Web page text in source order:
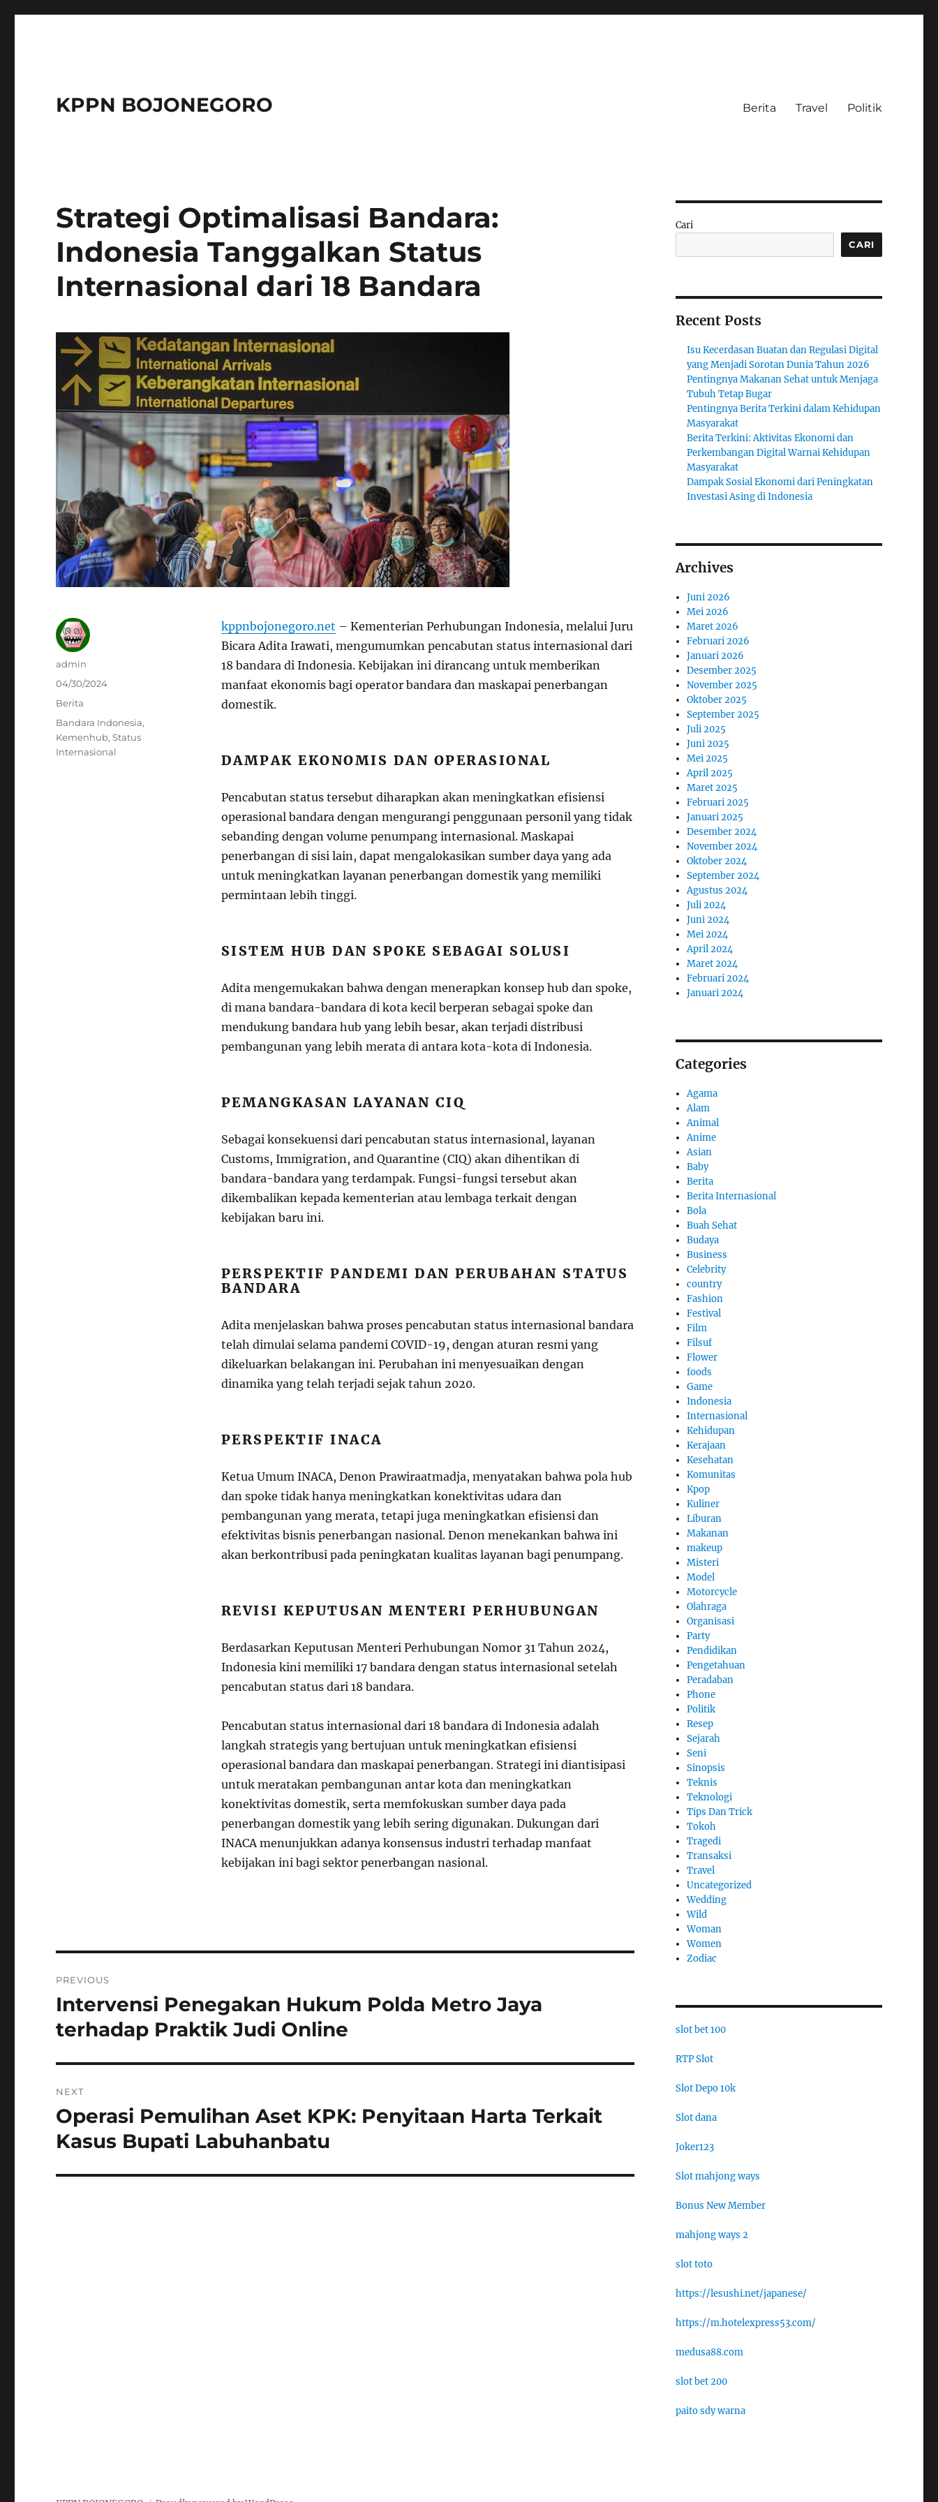
KPPN BOJONEGORO Berita Travel Politik
Strategi Optimalisasi Bandara:
Indonesia Tanggalkan Status
Internasional dari 18 Bandara
kppnbojonegoro.net – Kementerian Perhubungan Indonesia, melalui Juru
Bicara Adita Irawati, mengumumkan pencabutan status internasional dari
18 bandara di Indonesia. Kebijakan ini dirancang untuk memberikan
manfaat ekonomis bagi operator bandara dan maskapai penerbangan
domestik.
DAMPAK EKONOMIS DAN OPERASIONAL
Pencabutan status tersebut diharapkan akan meningkatkan efisiensi
operasional bandara dengan mengurangi penggunaan personil yang tidak
sebanding dengan volume penumpang internasional. Maskapai
penerbangan di sisi lain, dapat mengalokasikan sumber daya yang ada
untuk meningkatkan layanan penerbangan domestik yang memiliki
permintaan lebih tinggi.
SISTEM HUB DAN SPOKE SEBAGAI SOLUSI
Adita mengemukakan bahwa dengan menerapkan konsep hub dan spoke,
di mana bandara-bandara di kota kecil berperan sebagai spoke dan
mendukung bandara hub yang lebih besar, akan terjadi distribusi
pembangunan yang lebih merata di antara kota-kota di Indonesia.
PEMANGKASAN LAYANAN CIQ
Sebagai konsekuensi dari pencabutan status internasional, layanan
Customs, Immigration, and Quarantine (CIQ) akan dihentikan di
bandara-bandara yang terdampak. Fungsi-fungsi tersebut akan
dikembalikan kepada kementerian atau lembaga terkait dengan
kebijakan baru ini.
PERSPEKTIF PANDEMI DAN PERUBAHAN STATUS
BANDARA
Adita menjelaskan bahwa proses pencabutan status internasional bandara
telah dimulai selama pandemi COVID-19, dengan aturan resmi yang
dikeluarkan belakangan ini. Perubahan ini menyesuaikan dengan
dinamika yang telah terjadi sejak tahun 2020.
PERSPEKTIF INACA
Ketua Umum INACA, Denon Prawiraatmadja, menyatakan bahwa pola hub
dan spoke tidak hanya meningkatkan konektivitas udara dan
pembangunan yang merata, tetapi juga meningkatkan efisiensi dan
efektivitas bisnis penerbangan nasional. Denon menekankan bahwa ini
akan berkontribusi pada peningkatan kualitas layanan bagi penumpang.
REVISI KEPUTUSAN MENTERI PERHUBUNGAN
Berdasarkan Keputusan Menteri Perhubungan Nomor 31 Tahun 2024,
Indonesia kini memiliki 17 bandara dengan status internasional setelah
pencabutan status dari 18 bandara.
Pencabutan status internasional dari 18 bandara di Indonesia adalah
langkah strategis yang bertujuan untuk meningkatkan efisiensi
operasional bandara dan maskapai penerbangan. Strategi ini diantisipasi
untuk meratakan pembangunan antar kota dan meningkatkan
konektivitas domestik, serta memfokuskan sumber daya pada
penerbangan domestik yang lebih sering digunakan. Dukungan dari
INACA menunjukkan adanya konsensus industri terhadap manfaat
kebijakan ini bagi sektor penerbangan nasional.
Author
admin
Posted
04/30/2024
Categories
Berita
Tags
Bandara Indonesia,
Kemenhub,Status
Internasional
pos
PREVIOUS
Previous
post:
Intervensi Penegakan Hukum Polda Metro Jaya
terhadap Praktik Judi Online
NEXT
Next
post:
Operasi Pemulihan Aset KPK: Penyitaan Harta Terkait
Kasus Bupati Labuhanbatu
Cari
CARI
Recent Posts
Isu Kecerdasan Buatan dan Regulasi Digital
yang Menjadi Sorotan Dunia Tahun 2026
Pentingnya Makanan Sehat untuk Menjaga
Tubuh Tetap Bugar
Pentingnya Berita Terkini dalam Kehidupan
Masyarakat
Berita Terkini: Aktivitas Ekonomi dan
Perkembangan Digital Warnai Kehidupan
Masyarakat
Dampak Sosial Ekonomi dari Peningkatan
Investasi Asing di Indonesia
Archives
Juni 2026
Mei 2026
Maret 2026
Februari 2026
Januari 2026
Desember 2025
November 2025
Oktober 2025
September 2025
Juli 2025
Juni 2025
Mei 2025
April 2025
Maret 2025
Februari 2025
Januari 2025
Desember 2024
November 2024
Oktober 2024
September 2024
Agustus 2024
Juli 2024
Juni 2024
Mei 2024
April 2024
Maret 2024
Februari 2024
Januari 2024
Categories
Agama
Alam
Animal
Anime
Asian
Baby
Berita
Berita Internasional
Bola
Buah Sehat
Budaya
Business
Celebrity
country
Fashion
Festival
Film
Filsuf
Flower
foods
Game
Indonesia
Internasional
Kehidupan
Kerajaan
Kesehatan
Komunitas
Kpop
Kuliner
Liburan
Makanan
makeup
Misteri
Model
Motorcycle
Olahraga
Organisasi
Party
Pendidikan
Pengetahuan
Peradaban
Phone
Politik
Resep
Sejarah
Seni
Sinopsis
Teknis
Teknologi
Tips Dan Trick
Tokoh
Tragedi
Transaksi
Travel
Uncategorized
Wedding
Wild
Woman
Women
Zodiac
slot bet 100
RTP Slot
Slot Depo 10k
Slot dana
Joker123
Slot mahjong ways
Bonus New Member
mahjong ways 2
slot toto
https://lesushi.net/japanese/
https://m.hotelexpress53.com/
medusa88.com
slot bet 200
paito sdy warna